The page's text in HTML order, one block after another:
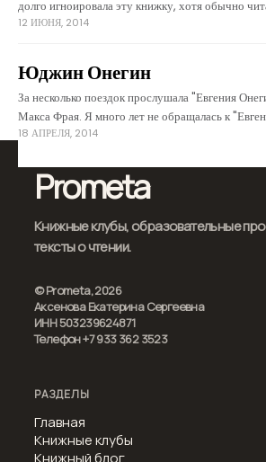
долго игноировала эту книжку, хотя обычно
Кинга. Описание не вдохновляло: учитель
12 ИЮНЯ, 2014
Юджин Онегин
За несколько поездок прослушала "Евгения
Макса Фрая. Я много лет не обращалась к
помню его почти наизусть. Произнесение
18 АПРЕЛЯ, 2014
Prometa
Книжные клубы, образовательные
тексты о чтении.
© Prometa, 2026
Аксенова Екатерина Сергеевна
ИНН 503239624871
Телефон +7 933 362 3523
РАЗДЕЛЫ
Главная
Книжные клубы
Книжный блог